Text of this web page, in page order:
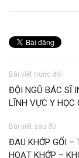
Bài viết trước đó
ĐỘI NGŨ BÁC SĨ
LĨNH VỰC Y HỌC
Bài viết sau đó
ĐAU KHỚP GỐI –
HOẠT KHỚP –